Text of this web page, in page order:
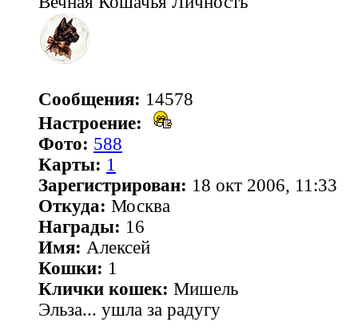
Сообщения: 14578
Настроение:
Фото: 588
Карты: 1
Зарегистрирован: 18 окт 2006, 11:33
Откуда: Москва
Награды: 16
Имя: Алексей
Кошки: 1
Клички кошек: Мишель
Эльза... ушла за радугу